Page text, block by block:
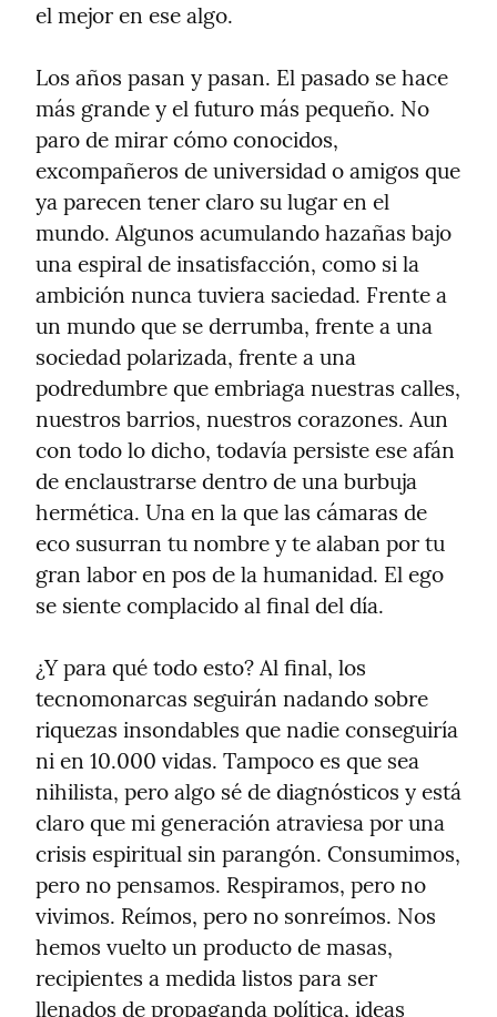
el mejor en ese algo.
Los años pasan y pasan. El pasado se hace
más grande y el futuro más pequeño. No
paro de mirar cómo conocidos,
excompañeros de universidad o amigos que
ya parecen tener claro su lugar en el
mundo. Algunos acumulando hazañas bajo
una espiral de insatisfacción, como si la
ambición nunca tuviera saciedad. Frente a
un mundo que se derrumba, frente a una
sociedad polarizada, frente a una
podredumbre que embriaga nuestras calles,
nuestros barrios, nuestros corazones. Aun
con todo lo dicho, todavía persiste ese afán
de enclaustrarse dentro de una burbuja
hermética. Una en la que las cámaras de
eco susurran tu nombre y te alaban por tu
gran labor en pos de la humanidad. El ego
se siente complacido al final del día.
¿Y para qué todo esto? Al final, los
tecnomonarcas seguirán nadando sobre
riquezas insondables que nadie conseguiría
ni en 10.000 vidas. Tampoco es que sea
nihilista, pero algo sé de diagnósticos y está
claro que mi generación atraviesa por una
crisis espiritual sin parangón. Consumimos,
pero no pensamos. Respiramos, pero no
vivimos. Reímos, pero no sonreímos. Nos
hemos vuelto un producto de masas,
recipientes a medida listos para ser
llenados de propaganda política, ideas